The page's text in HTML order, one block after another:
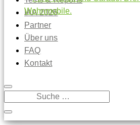
IAA 2026
Partner
Über uns
FAQ
Kontakt